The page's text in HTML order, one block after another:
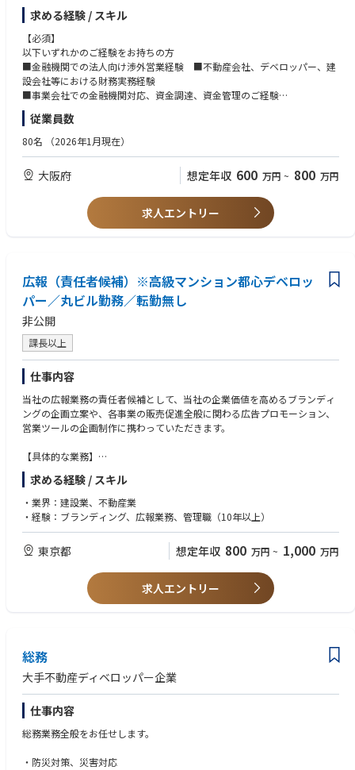
【職務内容】
・金融機関との折衝、資金調達業務（借入・条件交渉 等）
・資金繰り管理、キャッシュフロー管理
・出納業務（支払・入金管理）
・銀行提出資料・社内資料の作成
・事業別・プロジェクト別の資金管理 等
求める経験 / スキル
【必須】
以下いずれかのご経験をお持ちの方
■金融機関での法人向け渉外営業経験 ■不動産会社、デベロッパー、建
設会社等における財務実務経験
■事業会社での金融機関対応、資金調達、資金管理のご経験
【歓迎】
■不動産開発における資金調達・借入交渉経験 ■金融機関提出・収
支・決裁資料の作成経験
従業員数
80名 （2026年1月現在）
大阪府 想定年収 600 万円 ~ 800 万円
求人エントリー
広報（責任者候補）※高級マンション都心デベロッ
パー／丸ビル勤務／転勤無し
非公開
課長以上
仕事内容
当社の広報業務の責任者候補として、当社の企業価値を高めるブランディ
ングの企画立案や、各事業の販売促進全般に関わる広告プロモーション、
営業ツールの企画制作に携わっていただきます。
【具体的な業務】
・ブランド力強化に向けた施策の企画、立案、推進
（企業広告全般・SNSプロモーション・インナーブランディング等）
・分譲マンション、及び投資用マンションにおける広告戦略の企画/立案/
推進
ンフレット、雑誌原稿 等）
・販促広告に関するプロジェクト管理と予算管理
・グループ広報部
求める経験 / スキル
・業界：建設業、不動産業
・経験：ブランディング、広報業務、管理職（10年以上）
東京都 想定年収 800 万円 ~ 1,000 万円
求人エントリー
総務
大手不動産ディベロッパー企業
仕事内容
総務業務全般をお任せします。
・防災対策、災害対応